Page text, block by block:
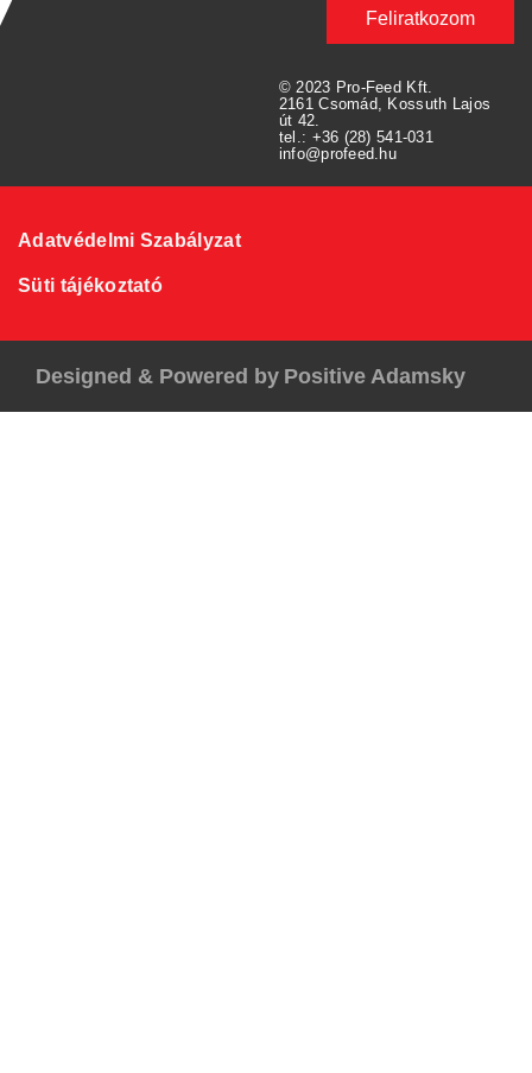
Feliratkozom
© 2023 Pro-Feed Kft.
2161 Csomád, Kossuth Lajos
út 42.
tel.: +36 (28) 541-031
info@profeed.hu
Adatvédelmi Szabályzat
Süti tájékoztató
Designed & Powered by Positive Adamsky